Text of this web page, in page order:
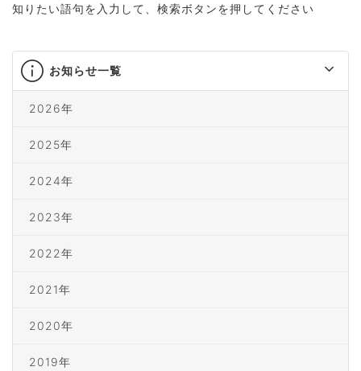
知りたい語句を入力して、検索ボタンを押してください
お知らせ一覧
2026年
2025年
2024年
2023年
2022年
2021年
2020年
2019年